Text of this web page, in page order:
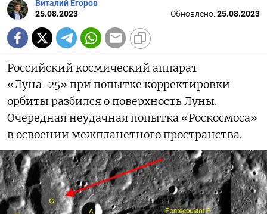
Виталий Егоров
25.08.2023
Обновлено: 25.08.2023
Российский космический аппарат
«Луна-25» при попытке корректировки
орбиты разбился о поверхность Луны.
Очередная неудачная попытка «Роскосмоса»
в освоении межпланетного пространства.